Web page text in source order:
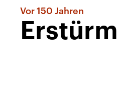
Vor 150 Jahren